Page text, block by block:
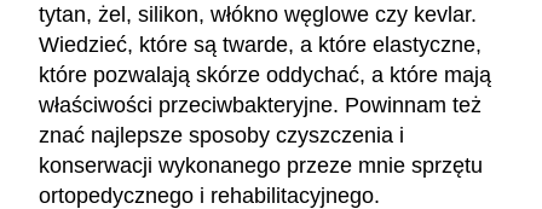
tytan, żel, silikon, włókno węglowe czy kevlar.
Wiedzieć, które są twarde, a które elastyczne,
które pozwalają skórze oddychać, a które mają
właściwości przeciwbakteryjne. Powinnam też
znać najlepsze sposoby czyszczenia i
konserwacji wykonanego przeze mnie sprzętu
ortopedycznego i rehabilitacyjnego.